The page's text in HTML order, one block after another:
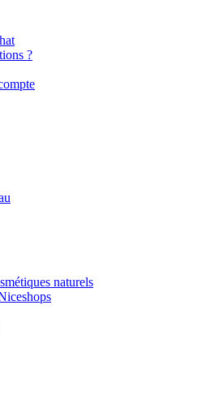
?
naturels